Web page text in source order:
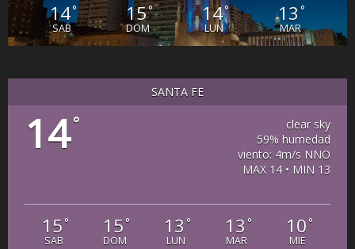
14°
SAB
15°
DOM
14°
LUN
13 °
MAR
SANTA FE
14°
clear sky
59% humedad
viento: 4m/s NNO
MAX 14 • MIN 13
15 °
SAB
15 °
DOM
13 °
LUN
13 °
MAR
10 °
MIE